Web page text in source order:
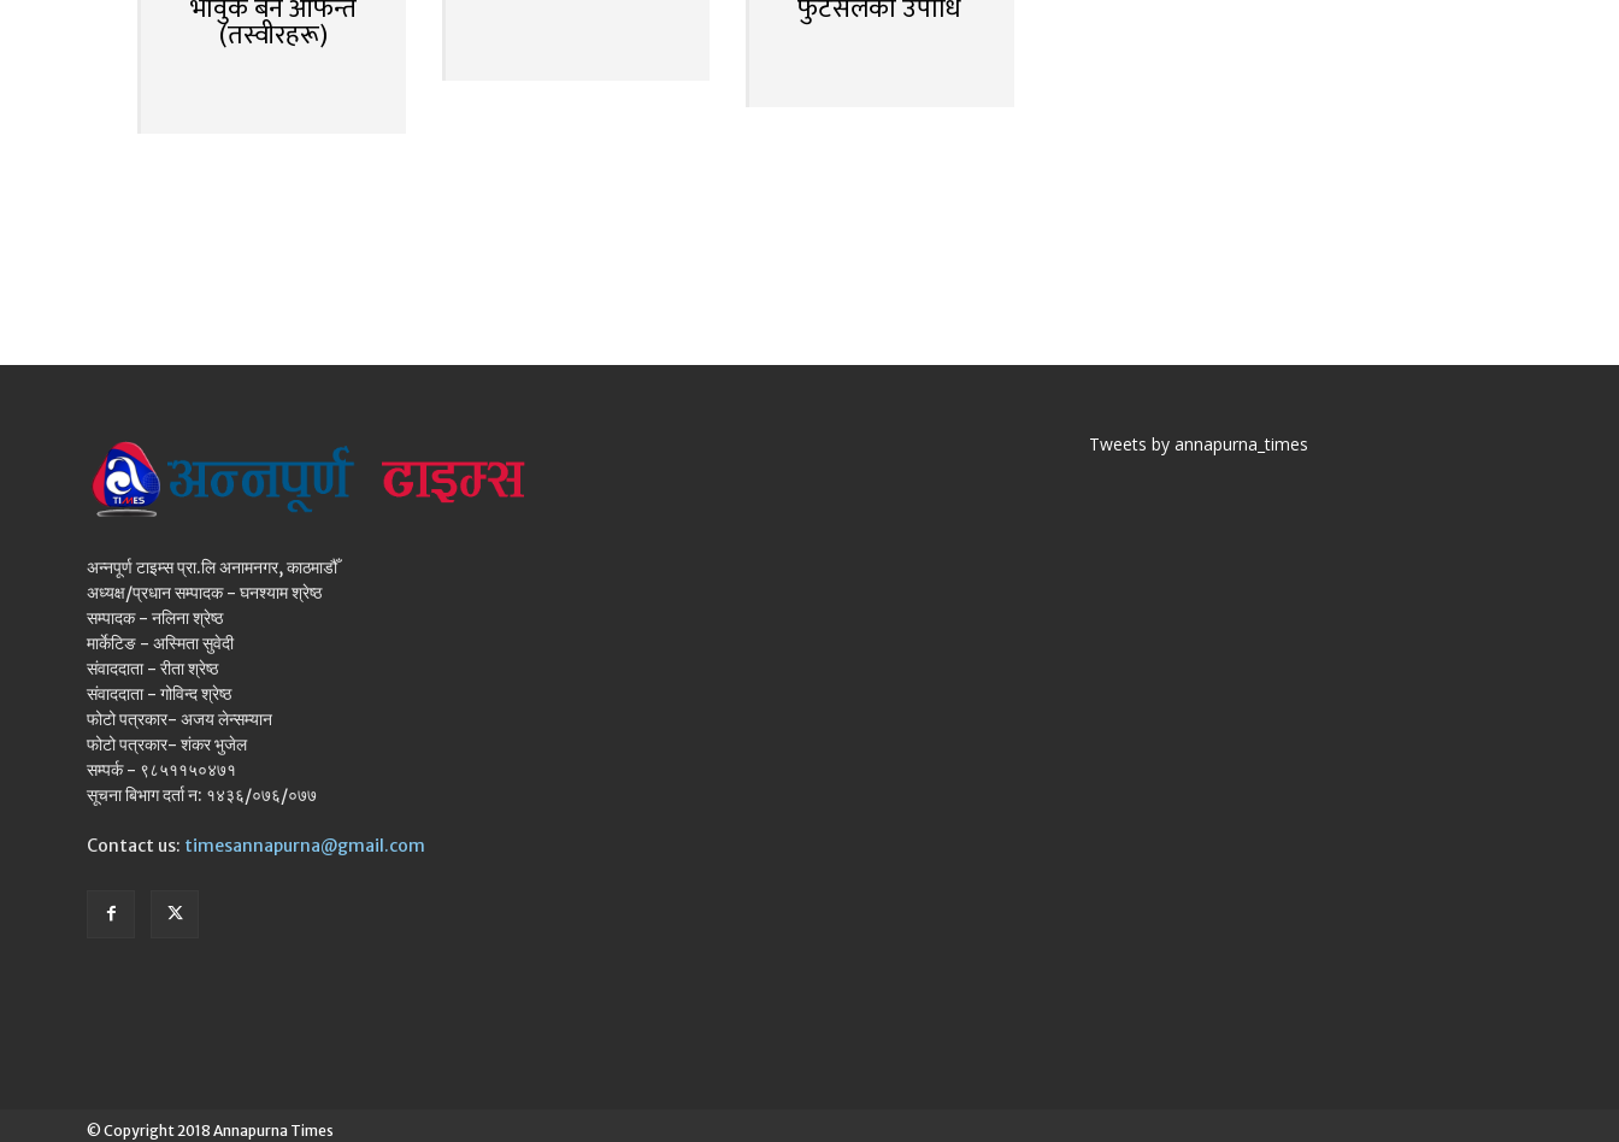
भावुक बने आफन्त
(तस्वीरहरू)
फुटसलको उपाधि
अन्नपूर्ण टाइम्स प्रा.लि अनामनगर, काठमाडौँ
अध्यक्ष/प्रधान सम्पादक - घनश्याम श्रेष्ठ
सम्पादक - नलिना श्रेष्ठ
मार्केटिङ - अस्मिता सुवेदी
संवाददाता - रीता श्रेष्ठ
संवाददाता - गोविन्द श्रेष्ठ
फोटो पत्रकार- अजय लेन्सम्यान
फोटो पत्रकार- शंकर भुजेल
सम्पर्क - ९८५११५०४७१
सूचना बिभाग दर्ता न: १४३६/०७६/०७७
Contact us: timesannapurna@gmail.com
Tweets by annapurna_times
© Copyright 2018 Annapurna Times